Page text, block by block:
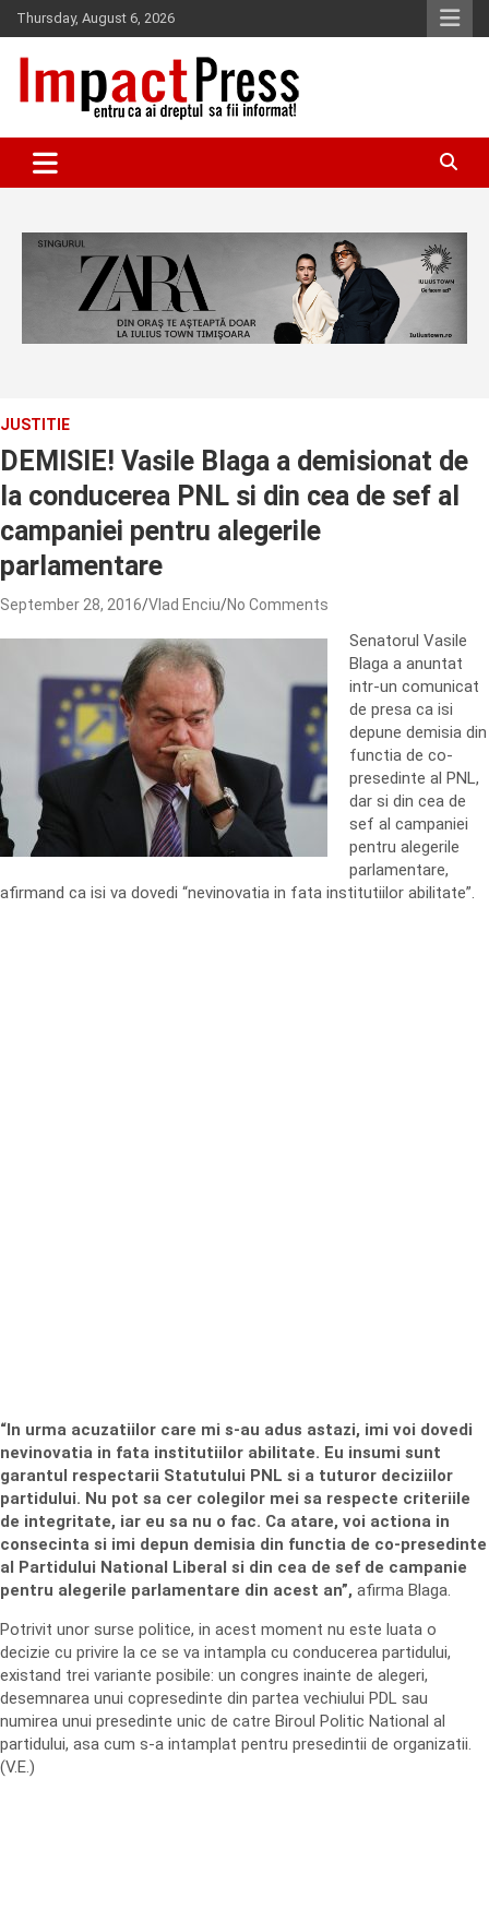
Skip
to
content
Thursday, August 6, 2026
IMPACTPRESS
JUSTITIE
DEMISIE! Vasile Blaga a demisionat de
la conducerea PNL si din cea de sef al
campaniei pentru alegerile
parlamentare
September 28, 2016 Vlad Enciu No Comments
Senatorul Vasile
Blaga a anuntat
intr-un comunicat
de presa ca isi
depune demisia din
functia de co-
presedinte al PNL,
dar si din cea de
sef al campaniei
pentru alegerile
parlamentare,
afirmand ca isi va dovedi “nevinovatia in fata institutiilor abilitate”.
“In urma acuzatiilor care mi s-au adus astazi, imi voi dovedi
nevinovatia in fata institutiilor abilitate. Eu insumi sunt
garantul respectarii Statutului PNL si a tuturor deciziilor
partidului. Nu pot sa cer colegilor mei sa respecte criteriile
de integritate, iar eu sa nu o fac. Ca atare, voi actiona in
consecinta si imi depun demisia din functia de co-presedinte
al Partidului National Liberal si din cea de sef de campanie
pentru alegerile parlamentare din acest an”, afirma Blaga.
Potrivit unor surse politice, in acest moment nu este luata o
decizie cu privire la ce se va intampla cu conducerea partidului,
existand trei variante posibile: un congres inainte de alegeri,
desemnarea unui copresedinte din partea vechiului PDL sau
numirea unui presedinte unic de catre Biroul Politic National al
partidului, asa cum s-a intamplat pentru presedintii de organizatii.
(V.E.)